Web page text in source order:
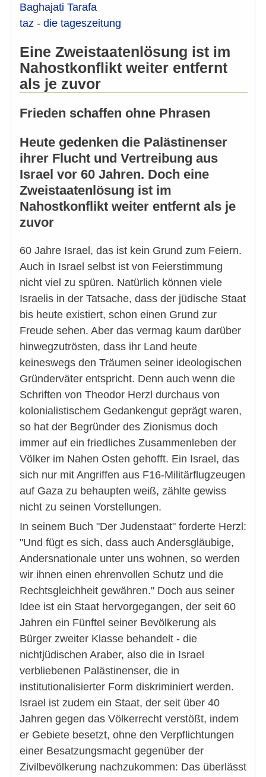
Baghajati Tarafa
taz - die tageszeitung
Eine Zweistaatenlösung ist im
Nahostkonflikt weiter entfernt
als je zuvor
Frieden schaffen ohne Phrasen
Heute gedenken die Palästinenser
ihrer Flucht und Vertreibung aus
Israel vor 60 Jahren. Doch eine
Zweistaatenlösung ist im
Nahostkonflikt weiter entfernt als je
zuvor
60 Jahre Israel, das ist kein Grund zum Feiern.
Auch in Israel selbst ist von Feierstimmung
nicht viel zu spüren. Natürlich können viele
Israelis in der Tatsache, dass der jüdische Staat
bis heute existiert, schon einen Grund zur
Freude sehen. Aber das vermag kaum darüber
hinwegzutrösten, dass ihr Land heute
keineswegs den Träumen seiner ideologischen
Gründerväter entspricht. Denn auch wenn die
Schriften von Theodor Herzl durchaus von
kolonialistischem Gedankengut geprägt waren,
so hat der Begründer des Zionismus doch
immer auf ein friedliches Zusammenleben der
Völker im Nahen Osten gehofft. Ein Israel, das
sich nur mit Angriffen aus F16-Militärflugzeugen
auf Gaza zu behaupten weiß, zählte gewiss
nicht zu seinen Vorstellungen.
In seinem Buch "Der Judenstaat" forderte Herzl:
"Und fügt es sich, dass auch Andersgläubige,
Andersnationale unter uns wohnen, so werden
wir ihnen einen ehrenvollen Schutz und die
Rechtsgleichheit gewähren." Doch aus seiner
Idee ist ein Staat hervorgegangen, der seit 60
Jahren ein Fünftel seiner Bevölkerung als
Bürger zweiter Klasse behandelt - die
nichtjüdischen Araber, also die in Israel
verbliebenen Palästinenser, die in
institutionalisierter Form diskriminiert werden.
Israel ist zudem ein Staat, der seit über 40
Jahren gegen das Völkerrecht verstößt, indem
er Gebiete besetzt, ohne den Verpflichtungen
einer Besatzungsmacht gegenüber der
Zivilbevölkerung nachzukommen: Das überlässt